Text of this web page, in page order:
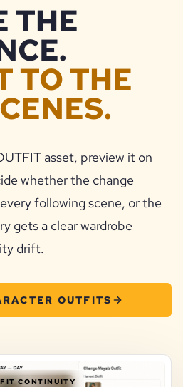
THE
TO THE
asset, preview it on
whether the change
following scene, or the
gets a clear wardrobe
drift.
OUTFITS
CONTINUITY